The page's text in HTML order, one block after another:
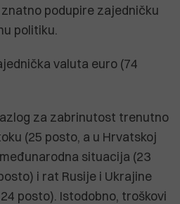
podupire zajedničku
politiku.
valuta euro (74
za zabrinutost trenutno
(25 posto, a u Hrvatskoj
situacija (23
i rat Rusije i Ukrajine
posto). Istodobno, troškovi